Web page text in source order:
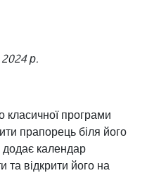
р.
програми
прапорець біля його
додає календар
та відкрити його на